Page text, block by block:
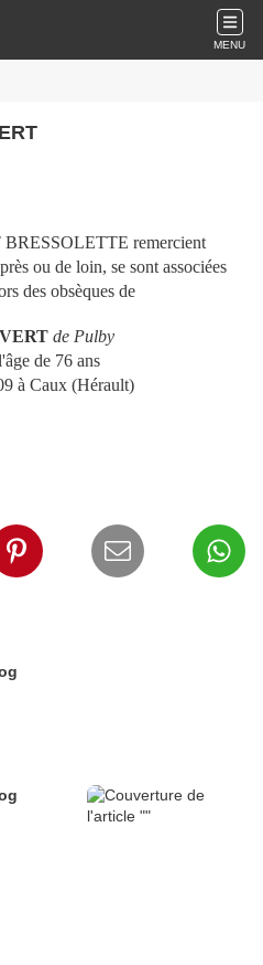
MENU
remercient
ou de loin, se sont associées
des obsèques de
de Pulby
de 76 ans
à Caux (Hérault)